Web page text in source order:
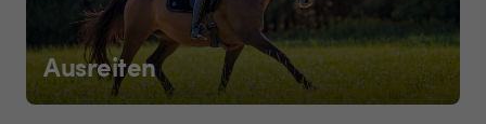
Ausreiten